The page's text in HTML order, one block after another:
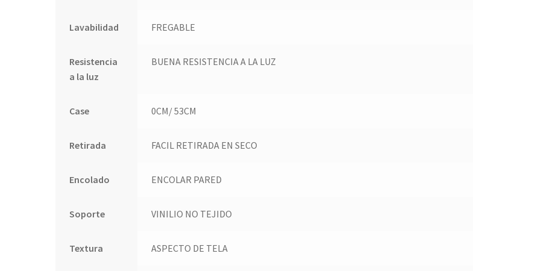
Lavabilidad FREGABLE
Resistencia
a la luz
BUENA RESISTENCIA A LA LUZ
Case 0CM/ 53CM
Retirada FACIL RETIRADA EN SECO
Encolado ENCOLAR PARED
Soporte VINILIO NO TEJIDO
Textura ASPECTO DE TELA